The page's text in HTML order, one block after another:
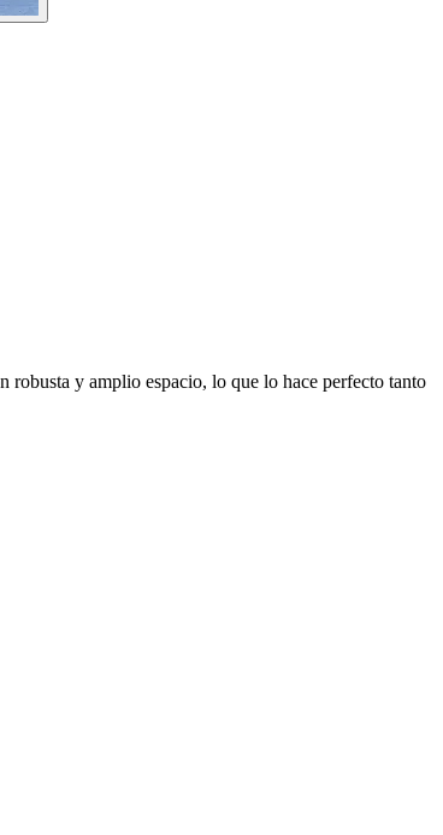
robusta y amplio espacio, lo que lo hace perfecto tanto